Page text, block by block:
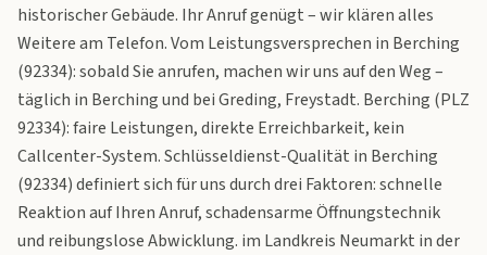
historischer Gebäude. Ihr Anruf genügt – wir klären alles
Weitere am Telefon. Vom Leistungsversprechen in Berching
(92334): sobald Sie anrufen, machen wir uns auf den Weg –
täglich in Berching und bei Greding, Freystadt. Berching (PLZ
92334): faire Leistungen, direkte Erreichbarkeit, kein
Callcenter-System. Schlüsseldienst-Qualität in Berching
(92334) definiert sich für uns durch drei Faktoren: schnelle
Reaktion auf Ihren Anruf, schadensarme Öffnungstechnik
und reibungslose Abwicklung. im Landkreis Neumarkt in der